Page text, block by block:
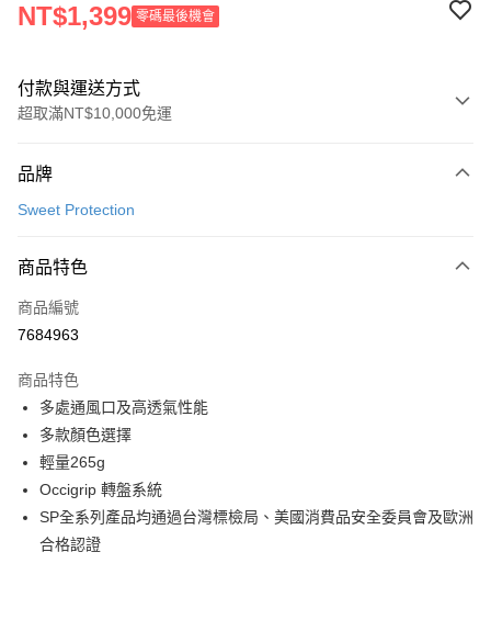
NT$1,399 零碼最後機會
付款與運送方式
超取滿NT$10,000免運
信用卡一次付款
LINE Pay
Apple Pay
運送方式
全家店到店
每筆NT$80，滿NT$10,000(含以上)免運費
付款後全家取貨
每筆NT$80，滿NT$10,000(含以上)免運費
品牌
Sweet Protection
商品特色
商品編號
7684963
商品特色
多處通風口及高透氣性能
多款顏色選擇
輕量265g
Occigrip 轉盤系統
SP全系列產品均通過台灣標檢局、美國消費品安全委員會及歐洲
合格認證